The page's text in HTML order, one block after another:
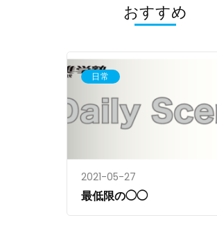
おすすめ
日常
2021-05-27
最低限の◯◯